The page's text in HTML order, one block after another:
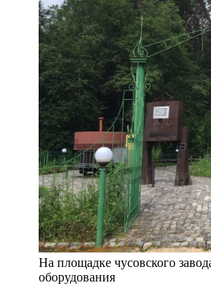
На площадке чусовского
оборудования